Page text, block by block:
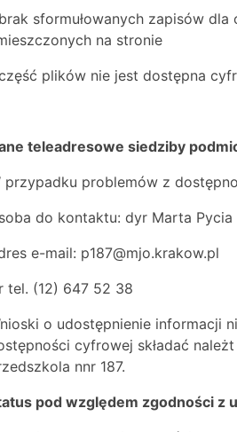
sformułowanych zapisów
na stronie
plików nie jest dostępna
teleadresowe siedziby
przypadku problemów z
do kontaktu: dyr Marta Pycia
e-mail: p187@mjo.krakow.pl
tel. (12) 647 52 38
o udostępnienie informacji
cyfrowej składać
nnr 187.
pod względem zgodności z